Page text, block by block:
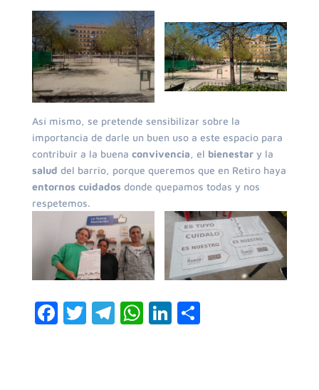
Así mismo, se pretende sensibilizar sobre la
importancia de darle un buen uso a este espacio para
contribuir a la buena convivencia , el bienestary la
salud del barrio, porque queremos que en Retiro haya
entornos cuidados donde quepamos todas y nos
respetemos.
F T T W Li C